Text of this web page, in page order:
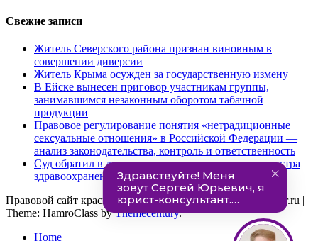
Свежие записи
Житель Северского района признан виновным в
совершении диверсии
Житель Крыма осужден за государственную измену
В Ейске вынесен приговор участникам группы,
занимавшимся незаконным оборотом табачной
продукции
Правовое регулирование понятия «нетрадиционные
сексуальные отношения» в Российской Федерации —
анализ законодательства, контроль и ответственность
Суд обратил в доход государства имущество министра
здравоохранения Кубани
Правовой сайт краснодарского края. info@pravo-krasnodar.ru |
Theme: HamroClass byThemecentury.
Home